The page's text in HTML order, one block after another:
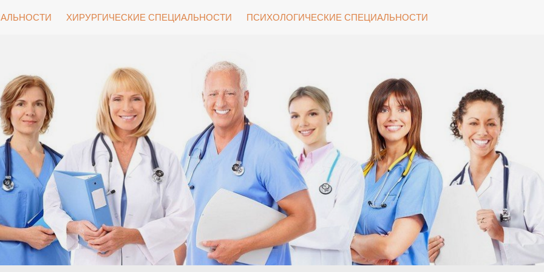
ХИРУРГИЧЕСКИЕ СПЕЦИАЛЬНОСТИ ПСИХОЛОГИЧЕСКИЕ СПЕЦИАЛЬНОСТИ